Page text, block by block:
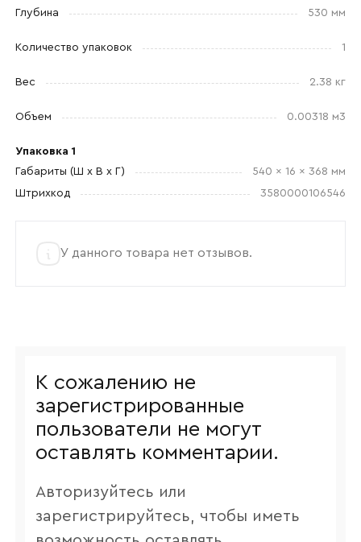
Глубина 530 мм
Количество упаковок 1
Вес 2.38 кг
Объем 0.00318 м3
Упаковка 1
Габариты (Ш x В x Г)
540 x 16 x 368 мм
Штрихкод
3580000106546
У данного товара нет отзывов.
К сожалению не
зарегистрированные
пользователи не могут
оставлять комментарии.
Авторизуйтесь или
зарегистрируйтесь, чтобы иметь
Прикрепите логотип
Отправить